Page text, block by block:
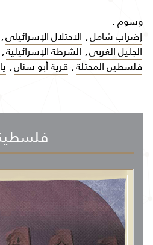
وسوم :
إضراب شامل, الاحتلال الإسرائيلي,
الجليل الغربي, الشرطة الإسرائيلية,
فلسطين المحتلة, قرية أبو سنان,